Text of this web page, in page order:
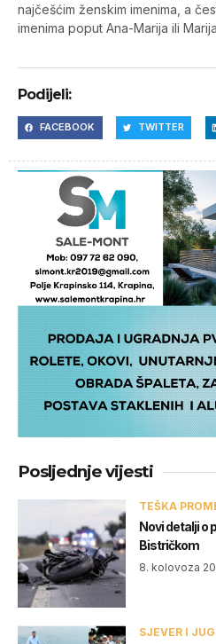
najčešćim ženskim imenima, a
imenima poput Ana-Marija ili
Podijeli:
FACEBOOK TWITTER
Posljednje vijesti
TEŠKA
Novi detalji o
Bistričkom
8. kolovoza
SJEVER I